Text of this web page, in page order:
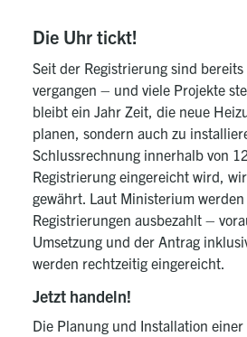
Die Uhr tickt!
Seit der Registrierung sind
vergangen – und viele Projekte
bleibt ein Jahr Zeit, die neue
planen, sondern auch zu
Schlussrechnung innerhalb von
Registrierung eingereicht wird,
gewährt. Laut Ministerium
Registrierungen ausbezahlt –
Umsetzung und der Antrag
werden rechtzeitig eingereicht.
Jetzt handeln!
Die Planung und Installation